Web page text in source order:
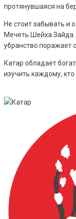
протянувшаяся на
Не стоит забывать и
Мечеть Шейха Зайда.
убранство поражает
Катар обладает
изучить каждому, кто